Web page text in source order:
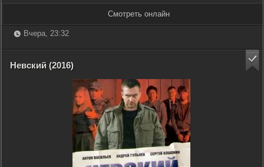
Смотреть онлайн
Вчера, 23:32
Невский (2016)